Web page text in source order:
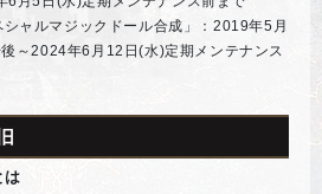
シャルマジックドール合成」：2019年5月
～2024年6月12日(水)定期メンテナンス
は